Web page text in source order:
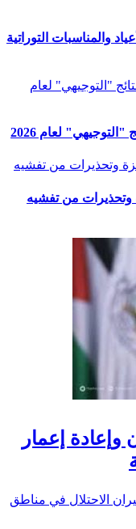
والمناسبات التوراتية
لعام 2026
وإعادة إعمار